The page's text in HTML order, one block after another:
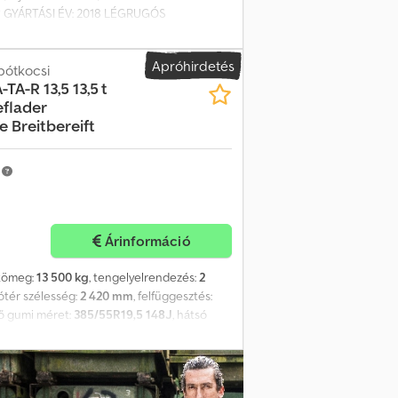
ÉV: 2018 LÉGRUGÓS
115 RAKTER HELY: 506 x 242 x 50 m
angol, német, olasz SEBASTIAN –
elintézzük az exporttal kapcsolatos
Apróhirdetés
TA-R 13,5 13,5 t
Breitbereift
Árinformáció
13 500 kg, tengelyelrendezés:2
szélesség:2 420 mm, felfüggesztés:
gumi méret: 385/55R19,5 148J, hátsó
+ ÁFA, -- Nyomdai hibák, tévedések és
! Chsdpfx Amezrqiwo Eoa